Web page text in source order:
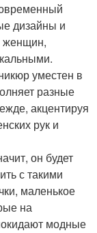
дизайны и
женщин,
уместен в
разные
акцентируя
рук и
он будет
с такими
маленькое
на
модные